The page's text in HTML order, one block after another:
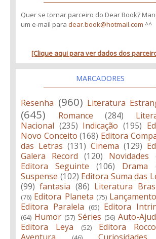
Quer se tornar parceiro do Dear Book?
um e-mail para dear.book@hotmail.com ^^
[Clique aqui para ver dados dos
MARCADORES
Resenha (960) Literatura
(645) Romance (284)
Nacional (235) Indicação (195)
Novo Conceito (168) Editora
das Letras (131) Cinema (129)
Galera Record
(120) Novidades
Editora Seguinte
(106) Drama
Suspense (102) Editora Suma das
(99) fantasia (86) Literatura
(76) Editora Planeta (75)
Editora Paralela (65) Editora
(64) Humor (57) Séries (56) Auto-
Editora Leya (52) Editora Rocco